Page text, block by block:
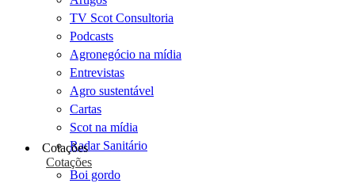
TV Scot Consultoria
Podcasts
Agronegócio na mídia
Entrevistas
Agro sustentável
Cartas
Scot na mídia
Radar Sanitário
Cotações
Cotações
Boi gordo